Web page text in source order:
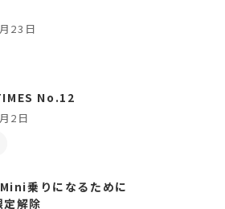
23日
No.12
2日
乗りになるために
解除